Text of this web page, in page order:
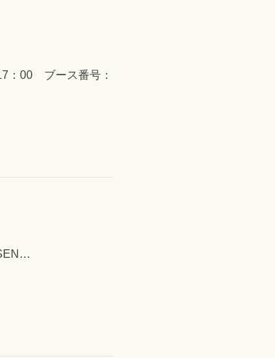
：00 ブース番号：